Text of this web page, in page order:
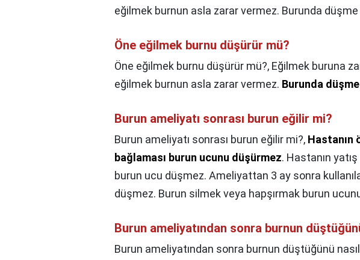
eğilmek burnun asla zarar vermez. Burunda
Öne eğilmek burnu düşürür mü?
Öne eğilmek burnu düşürür mü?, Eğilmek buruna
eğilmek burnun asla zarar vermez. Burunda
Burun ameliyatı sonrası burun eğilir mi?
Burun ameliyatı sonrası burun eğilir mi?, Hastanın
bağlaması burun ucunu düşürmez. Hastanın
burun ucu düşmez. Ameliyattan 3 ay sonra
düşmez. Burun silmek veya hapşırmak burun
Burun ameliyatından sonra burnun
Burun ameliyatından sonra burnun düştüğünü nasıl